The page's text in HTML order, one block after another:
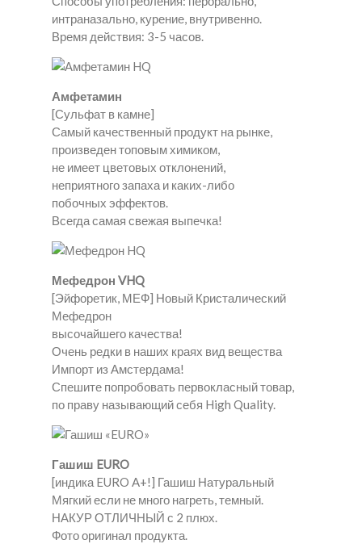
интраназально, курение, внутривенно.
Время действия: 3-5 часов.
Амфетамин
[Сульфат в камне]
Самый качественный продукт на рынке,
произведен топовым химиком,
не имеет цветовых отклонений,
неприятного запаха и каких-либо
побочных эффектов.
Всегда самая свежая выпечка!
Мефедрон VHQ
[Эйфоретик, МЕФ] Новый Кристалический
Мефедрон
высочайшего качества!
Очень редки в наших краях вид вещества
Импорт из Амстердама!
Спешите попробовать первокласный товар,
по праву называющий себя High Quality.
Гашиш EURO
[индика EURO A+!] Гашиш Натуральный
Мягкий если не много нагреть, темный.
НАКУР ОТЛИЧНЫЙ с 2 плюх.
Фото оригинал продукта.